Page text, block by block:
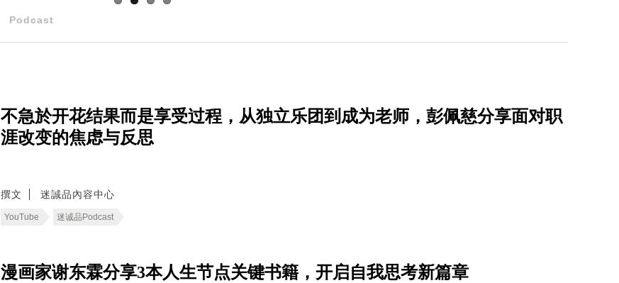
Podcast
不急於开花结果而是享受过程，从独立乐团到成为老师，彭佩慈分享面对职
涯改变的焦虑与反思
撰文 迷誠品內容中心
YouTube 迷诚品Podcast
漫画家谢东霖分享3本人生节点关键书籍，开启自我思考新篇章